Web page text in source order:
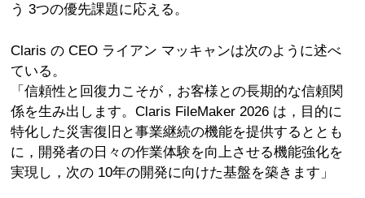
う 3つの優先課題に応える。
Claris の CEO ライアン マッキャンは次のように述べ
ている。
「信頼性と回復力こそが，お客様との長期的な信頼関
係を生み出します。Claris FileMaker 2026 は，目的に
特化した災害復旧と事業継続の機能を提供するととも
に，開発者の日々の作業体験を向上させる機能強化を
実現し，次の 10年の開発に向けた基盤を築きます」